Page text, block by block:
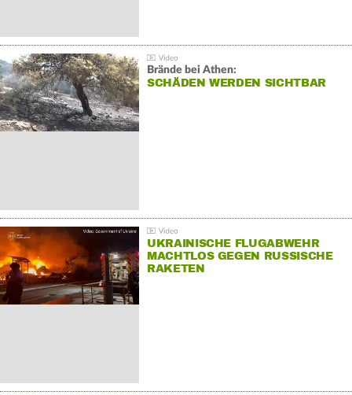
Brände bei Athen:
SCHÄDEN WERDEN SICHTBAR
UKRAINISCHE FLUGABWEHR
MACHTLOS GEGEN RUSSISCHE
RAKETEN